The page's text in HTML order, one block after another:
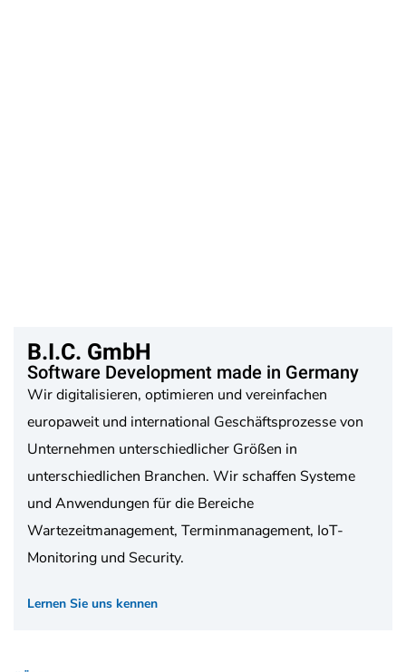
B.I.C. GmbH
Software Development made in Germany
Wir digitalisieren, optimieren und vereinfachen
europaweit und international Geschäftsprozesse von
Unternehmen unterschiedlicher Größen in
unterschiedlichen Branchen. Wir schaffen Systeme
und Anwendungen für die Bereiche
Wartezeitmanagement, Terminmanagement, IoT-
Monitoring und Security.
Lernen Sie uns kennen